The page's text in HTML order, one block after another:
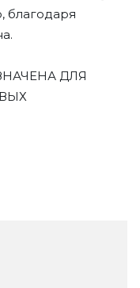
благодаря
ДЛЯ